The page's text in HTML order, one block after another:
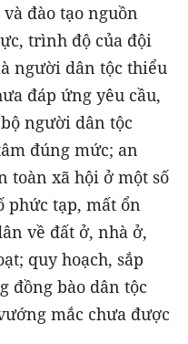
đào tạo nguồn
trình độ của đội
người dân tộc thiểu
đáp ứng yêu cầu,
người dân tộc
đúng mức; an
xã hội ở một số
phức tạp, mất ổn
về đất ở, nhà ở,
quy hoạch, sắp
đồng bào dân tộc
mắc chưa được